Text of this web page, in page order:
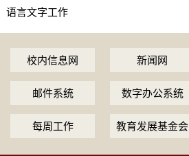
语言文字工作
校内信息网 新闻网
邮件系统 数字办公系统
每周工作 教育发展基金会